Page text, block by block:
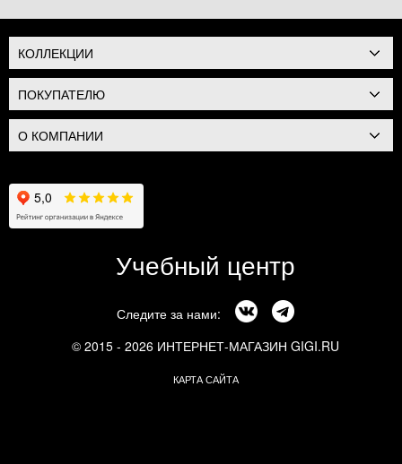
КОЛЛЕКЦИИ
ПОКУПАТЕЛЮ
О КОМПАНИИ
Учебный центр
Следите за нами:
© 2015 - 2026 ИНТЕРНЕТ-МАГАЗИН GIGI.RU
КАРТА САЙТА